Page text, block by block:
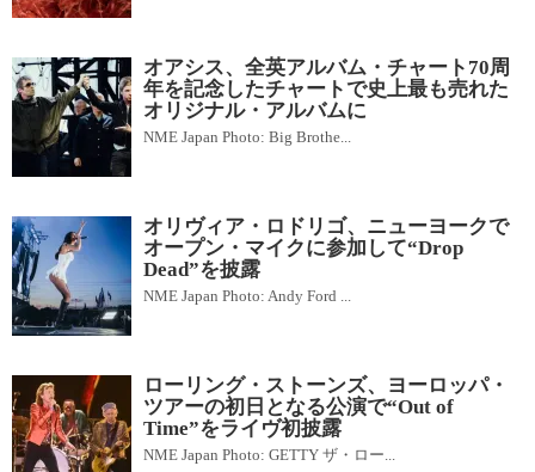
オアシス、全英アルバム・チャート70周
年を記念したチャートで史上最も売れた
オリジナル・アルバムに
NME Japan Photo: Big Brothe...
オリヴィア・ロドリゴ、ニューヨークで
オープン・マイクに参加して“Drop
Dead”を披露
NME Japan Photo: Andy Ford ...
ローリング・ストーンズ、ヨーロッパ・
ツアーの初日となる公演で“Out of
Time”をライヴ初披露
NME Japan Photo: GETTY ザ・ロー...